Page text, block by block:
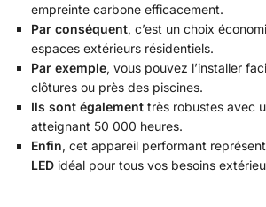
empreinte carbone efficacement.
Par conséquent, c’est un choix
espaces extérieurs résidentiels.
Par exemple, vous pouvez l’installer
clôtures ou près des piscines.
Ils sont également très robustes avec
atteignant 50 000 heures.
Enfin, cet appareil performant
LED idéal pour tous vos besoins